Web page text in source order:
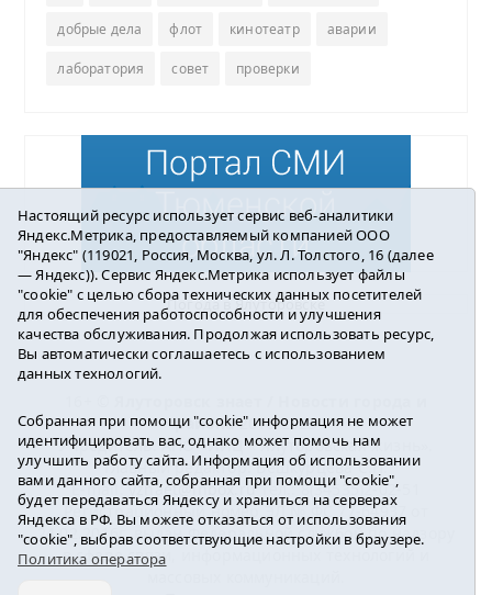
добрые дела флот кинотеатр аварии
лаборатория совет проверки
Погода в Ялуторовске
района2016-2023
Учредитель: АНО «ИИЦ « Ялуторовская жизнь».
Главный редактор: Вешкурцева С.П.
E-mail:yznaet@inbox.ruТел.: 8(34535)2-02-51
Регистрационный номер ЭЛ № ФС 77-64937 от
24.02.2016г. выдан Федеральной службой по надзору
в сфере связи, информационных технологий и
Настоящий ресурс использует сервис веб-аналитики
Яндекс.Метрика, предоставляемый компанией ООО
"Яндекс" (119021, Россия, Москва, ул. Л. Толстого, 16 (далее
— Яндекс)). Сервис Яндекс.Метрика использует файлы
"cookie" с целью сбора технических данных посетителей
для обеспечения работоспособности и улучшения
качества обслуживания. Продолжая использовать ресурс,
Вы автоматически соглашаетесь с использованием
данных технологий.
Собранная при помощи "cookie" информация не может
идентифицировать вас, однако может помочь нам
улучшить работу сайта. Информация об использовании
вами данного сайта, собранная при помощи "cookie",
будет передаваться Яндексу и храниться на серверах
Яндекса в РФ. Вы можете отказаться от использования
"cookie", выбрав соответствующие настройки в браузере.
Политика оператора